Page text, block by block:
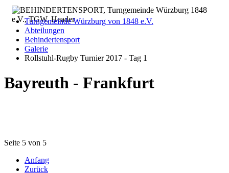
Turngemeinde Würzburg von 1848 e.V.
Abteilungen
Behindertensport
Galerie
Rollstuhl-Rugby Turnier 2017 - Tag 1
Bayreuth - Frankfurt
Seite 5 von 5
Anfang
Zurück